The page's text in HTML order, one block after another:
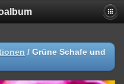
/ Grüne Schafe und